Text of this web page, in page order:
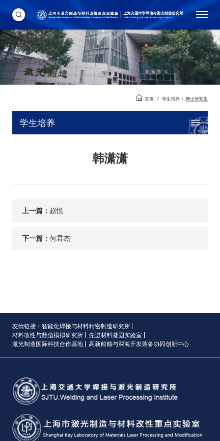
首页 / 学生培养 / 博士研究生
学生培养
韩潇潇
上一篇： 赵悦
下一篇： 何君杰
友情链接： 智能化焊接与材料精密制造研究所
材料改性与数值模拟研究所
先进材料凝固实验室
激光制造国际科技合作基地
高新船舶与深海开发装备协同创新中心